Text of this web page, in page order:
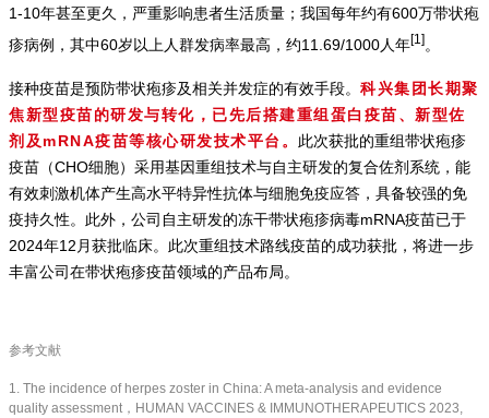
1-10年甚至更久，严重影响患者生活质量；我国每年约有600万带状疱
疹病例，其中60岁以上人群发病率最高，约11.69/1000人年[1]。
接种疫苗是预防带状疱疹及相关并发症的有效手段。 科兴集团长期聚
焦新型疫苗的研发与转化，已先后搭建重组蛋白疫苗、新型佐
剂及mRNA疫苗等核心研发技术平台。 此次获批的重组带状疱疹
疫苗（CHO细胞）采用基因重组技术与自主研发的复合佐剂系统，能
有效刺激机体产生高水平特异性抗体与细胞免疫应答，具备较强的免
疫持久性。此外，公司自主研发的冻干带状疱疹病毒mRNA疫苗已于
2024年12月获批临床。此次重组技术路线疫苗的成功获批，将进一步
丰富公司在带状疱疹疫苗领域的产品布局。
参考文献
1. The incidence of herpes zoster in China: A meta-analysis and evidence
quality assessment，HUMAN VACCINES & IMMUNOTHERAPEUTICS 2023,